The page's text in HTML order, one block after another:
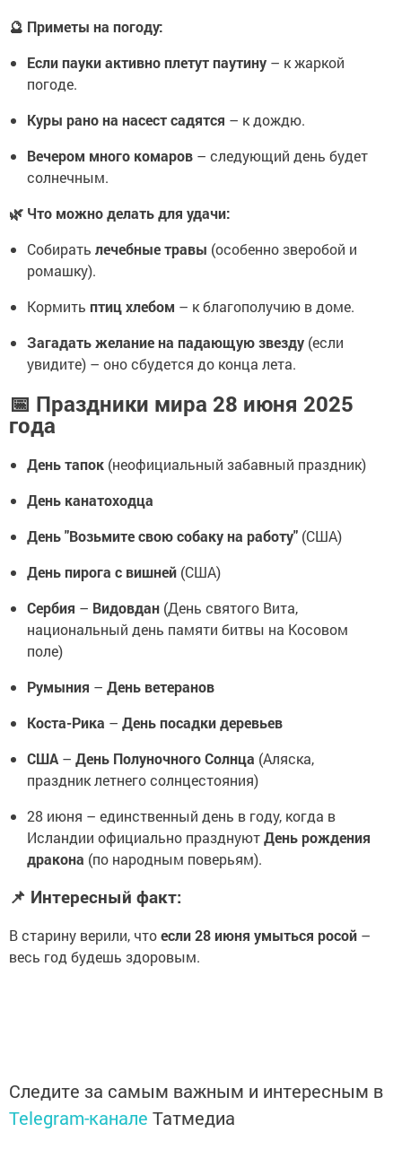
🔮 Приметы на погоду:
Если пауки активно плетут паутину – к жаркой
погоде.
Куры рано на насест садятся – к дождю.
Вечером много комаров – следующий день будет
солнечным.
🌿 Что можно делать для удачи:
Собирать лечебные травы (особенно зверобой и
ромашку).
Кормить птиц хлебом – к благополучию в доме.
Загадать желание на падающую звезду (если
увидите) – оно сбудется до конца лета.
📅 Праздники мира 28 июня 2025
года
День тапок (неофициальный забавный праздник)
День канатоходца
День "Возьмите свою собаку на работу" (США)
День пирога с вишней (США)
Сербия – Видовдан (День святого Вита,
национальный день памяти битвы на Косовом
поле)
Румыния – День ветеранов
Коста-Рика – День посадки деревьев
США – День Полуночного Солнца (Аляска,
праздник летнего солнцестояния)
28 июня – единственный день в году, когда в
Исландии официально празднуютДень рождения
дракона (по народным поверьям).
📌 Интересный факт:
В старину верили, чтоесли 28 июня умыться росой –
весь год будешь здоровым.
Следите за самым важным и интересным в
Telegram-канале Татмедиа